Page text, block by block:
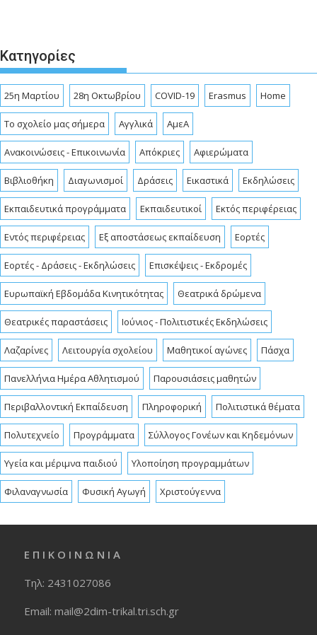
Κατηγορίες
25η Μαρτίου 28η Οκτωβρίου COVID-19 Erasmus Home
To σχολείο μας σήμερα Αγγλικά ΑμεΑ
Ανακοινώσεις - Επικοινωνία Απόκριες Αφιερώματα
Βιβλιοθήκη Διαγωνισμοί Δράσεις Εικαστικά Εκδηλώσεις
Εκπαιδευτικά προγράμματα Εκπαιδευτικοί Εκτός περιφέρειας
Εντός περιφέρειας Εξ αποστάσεως εκπαίδευση Εορτές
Εορτές - Δράσεις - Εκδηλώσεις Επισκέψεις - Εκδρομές
Ευρωπαϊκή Εβδομάδα Κινητικότητας Θεατρικά δρώμενα
Θεατρικές παραστάσεις Ιούνιος - Πολιτιστικές Εκδηλώσεις
Λαζαρίνες Λειτουργία σχολείου Μαθητικοί αγώνες Πάσχα
Πανελλήνια Ημέρα Αθλητισμού Παρουσιάσεις μαθητών
Περιβαλλοντική Εκπαίδευση Πληροφορική Πολιτιστικά θέματα
Πολυτεχνείο Προγράμματα Σύλλογος Γονέων και Κηδεμόνων
Υγεία και μέριμνα παιδιού Υλοποίηση προγραμμάτων
Φιλαναγνωσία Φυσική Αγωγή Χριστούγεννα
Ε Π Ι Κ Ο Ι Ν Ω Ν Ι Α
Τηλ: 2431027086
Εmail: mail@2dim-trikal.tri.sch.gr